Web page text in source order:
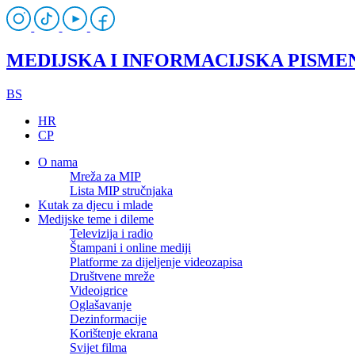
MEDIJSKA I INFORMACIJSKA
BS
HR
CP
O nama
Mreža za MIP
Lista MIP stručnjaka
Kutak za djecu i mlade
Medijske teme i dileme
Televizija i radio
Štampani i online mediji
Platforme za dijeljenje videozapisa
Društvene mreže
Videoigrice
Oglašavanje
Dezinformacije
Korištenje ekrana
Svijet filma